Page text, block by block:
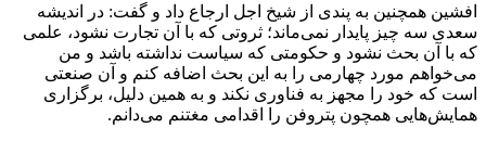
افشین همچنین به پندی از شیخ اجل ارجاع داد و گفت: در اندیشه
سعدی سه چیز پایدار نمی‌ماند؛ ثروتی که با آن تجارت نشود، علمی
که با آن بحث نشود و حکومتی که سیاست نداشته‌ باشد و من
می‌خواهم مورد چهارمی را به این بحث اضافه کنم و آن صنعتی
است که خود را مجهز به فناوری نکند و به همین دلیل، برگزاری
همایش‌هایی همچون پتروفن را اقدامی مغتنم می‌دانم.